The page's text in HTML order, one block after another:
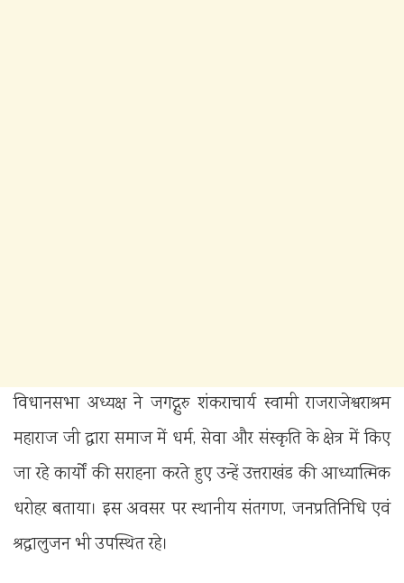
विधानसभा अध्यक्ष ने जगद्गुरु शंकराचार्य स्वामी राजराजेश्वराश्रम
महाराज जी द्वारा समाज में धर्म, सेवा और संस्कृति के क्षेत्र में किए
जा रहे कार्यों की सराहना करते हुए उन्हें उत्तराखंड की आध्यात्मिक
धरोहर बताया। इस अवसर पर स्थानीय संतगण, जनप्रतिनिधि एवं
श्रद्धालुजन भी उपस्थित रहे।